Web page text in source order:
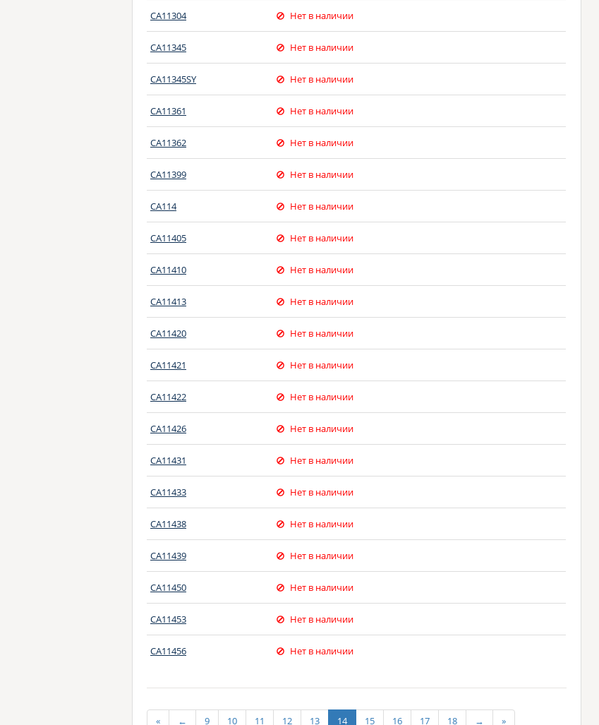
CA11304 Нет в наличии
CA11345 Нет в наличии
CA11345SY Нет в наличии
CA11361 Нет в наличии
CA11362 Нет в наличии
CA11399 Нет в наличии
CA114 Нет в наличии
CA11405 Нет в наличии
CA11410 Нет в наличии
CA11413 Нет в наличии
CA11420 Нет в наличии
CA11421 Нет в наличии
CA11422 Нет в наличии
CA11426 Нет в наличии
CA11431 Нет в наличии
CA11433 Нет в наличии
CA11438 Нет в наличии
CA11439 Нет в наличии
CA11450 Нет в наличии
CA11453 Нет в наличии
CA11456 Нет в наличии
« ← 9 10 11 12 13 14 15 16 17 18 → »